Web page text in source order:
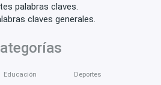
palabras claves.
claves generales.
Educación Deportes